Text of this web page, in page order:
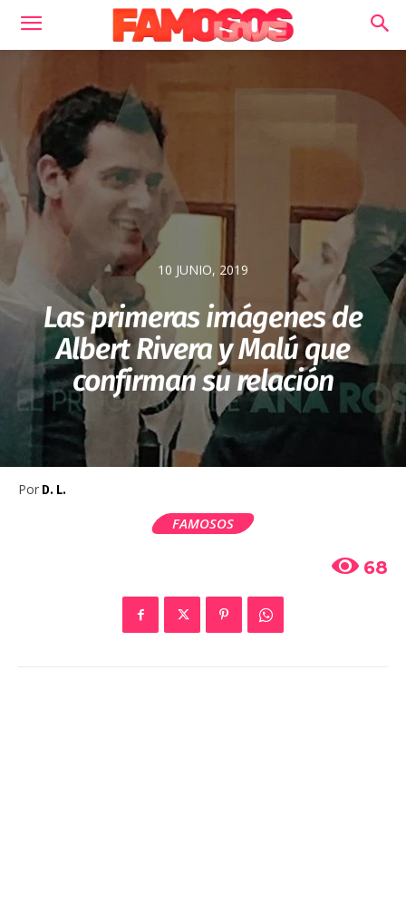
10 JUNIO, 2019
Las primeras imágenes de
Albert Rivera y Malú que
confirman su relación
Por D. L.
FAMOSOS
68